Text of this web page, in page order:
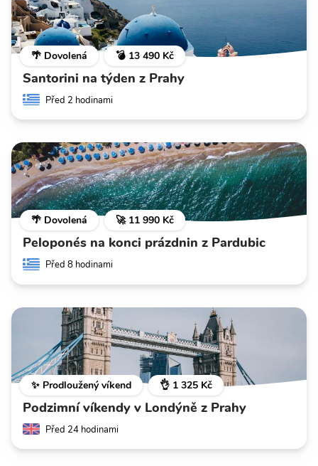
🌴 Dovolená 💣 13 490 Kč
Santorini na týden z Prahy
Před 2 hodinami
🌴 Dovolená 🚀 11 990 Kč
Peloponés na konci prázdnin z Pardubic
Před 8 hodinami
✨ Prodloužený víkend 👌 1 325 Kč
Podzimní víkendy v Londýně z Prahy
Před 24 hodinami